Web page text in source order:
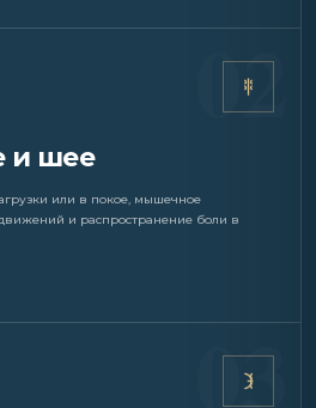
и шее
или в покое, мышечное
и распространение боли в